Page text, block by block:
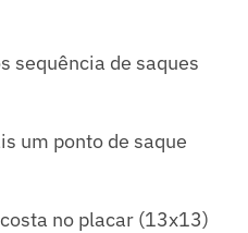
sequência de saques
um ponto de saque
no placar (13x13)